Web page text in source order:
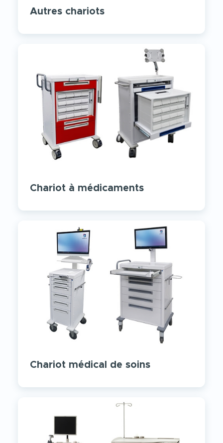
Autres chariots
Chariot à médicaments
Chariot médical de soins